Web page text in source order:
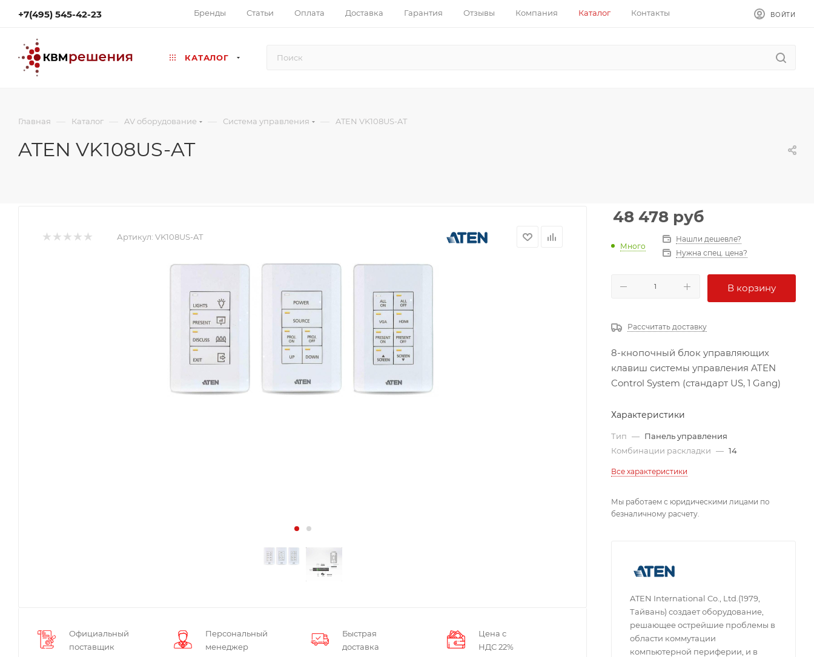
+7(495) 545-42-23 Бренды Статьи Оплата Доставка Гарантия Отзывы Компания Каталог Контакты ВОЙТИ
КАТАЛОГ
Главная — Каталог — AV оборудование — Система управления — ATEN VK108US-AT
ATEN VK108US-AT
Артикул: VK108US-AT
Официальный
поставщик
Персональный
менеджер
Быстрая
доставка
Цена с
НДС 22%
48 478 руб
Много
Нашли дешевле?
Нужна спец. цена?
В корзину
Рассчитать доставку
8-кнопочный блок управляющих
клавиш системы управления ATEN
Control System (стандарт US, 1 Gang)
Характеристики
Тип — Панель управления
Комбинации раскладки — 14
Все характеристики
Мы работаем с юридическими лицами по
безналичному расчету.
ATEN International Co., Ltd.(1979,
Тайвань) создает оборудование,
решающее острейшие проблемы в
области коммутации
компьютерной периферии, и в